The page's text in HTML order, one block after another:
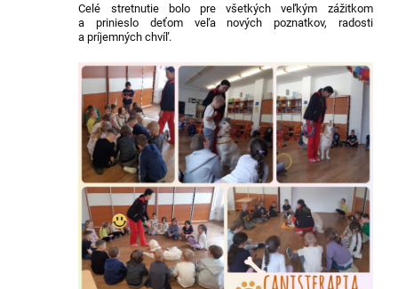
Celé stretnutie bolo pre všetkých veľkým zážitkom
a prinieslo deťom veľa nových poznatkov, radosti
a príjemných chvíľ.